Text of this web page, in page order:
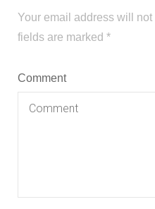
Your email address will
fields are marked *
Comment